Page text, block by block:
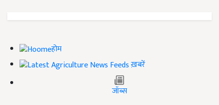
होम
ख़बरें
जॉब्स